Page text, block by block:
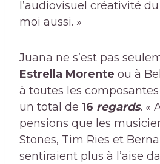
l’audiovisuel créativité
moi aussi. »
Juana ne s’est pas
Estrella Morente ou à
à toutes les composantes
un total de 16 regards. «
pensions que les
Stones, Tim Ries et
sentiraient plus à l’aise